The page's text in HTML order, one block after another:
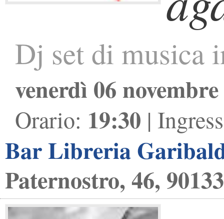
Dj set di musica
venerdì 06
Orario: 19:30 |
Bar Libreria
Paternostro, 46,